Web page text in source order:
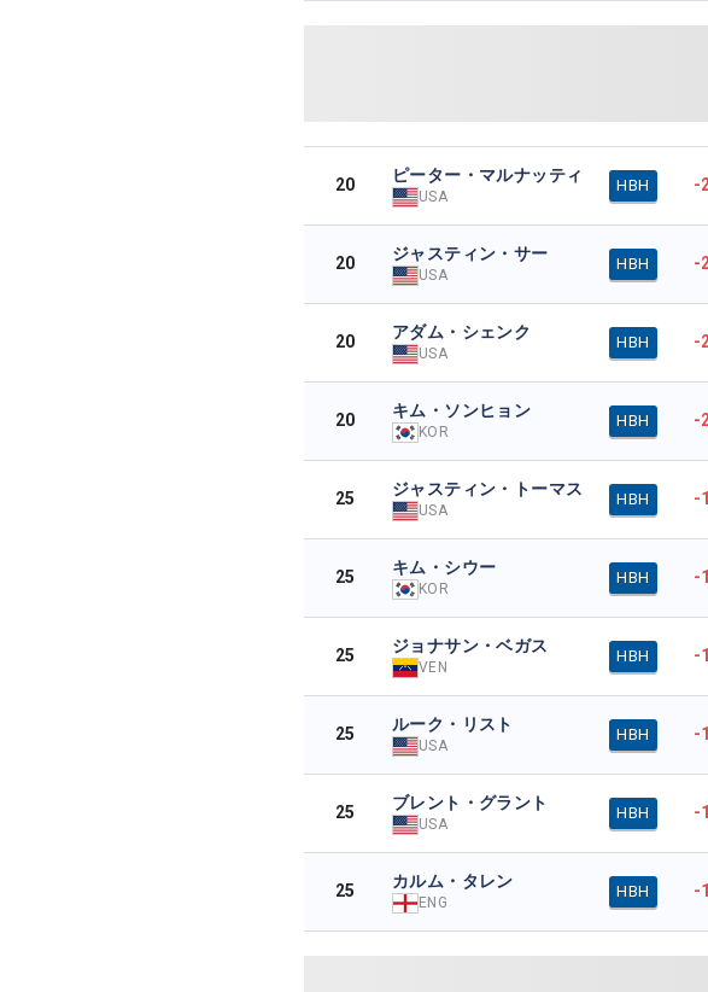
20 ピーター・マルナッティ
USA
HBH -
20 ジャスティン・サー
USA
HBH -
20 アダム・シェンク
USA
HBH -
20 キム・ソンヒョン
KOR
HBH -
25 ジャスティン・トーマス
USA
HBH -1
25 キム・シウー
KOR
HBH -1
25 ジョナサン・ベガス
VEN
HBH -1
25 ルーク・リスト
USA
HBH -1
25 ブレント・グラント
USA
HBH -1
25 カルム・タレン
ENG
HBH -1